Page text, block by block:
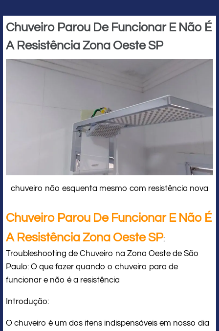
Chuveiro Parou De Funcionar E Não É
A Resistência Zona Oeste SP
chuveiro não esquenta mesmo com resistência nova
Chuveiro Parou De Funcionar E Não É
A Resistência Zona Oeste SP:
Troubleshooting de Chuveiro na Zona Oeste de São
Paulo: O que fazer quando o chuveiro para de
funcionar e não é a resistência
Introdução:
O chuveiro é um dos itens indispensáveis em nosso dia